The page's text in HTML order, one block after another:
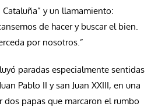
y un llamamiento:
de hacer y buscar el bien.
por nosotros.”
paradas especialmente sentidas
Pablo II y san Juan XXIII, en una
dos papas que marcaron el rumbo